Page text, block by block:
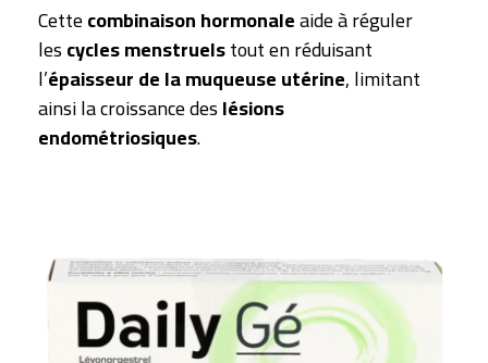
Cettecombinaison hormonaleaide à réguler
lescycles menstruelstout en réduisant
l’épaisseur de la muqueuse utérine, limitant
ainsi la croissance deslésions
endométriosiques.